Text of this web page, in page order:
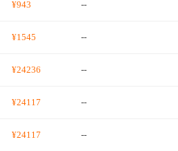
¥943 --
¥1545 --
¥24236 --
¥24117 --
¥24117 --